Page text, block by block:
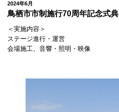
2024年6月
鳥栖市市制施行70周年記念式典
＜実施内容＞
ステージ進行・運営
会場施工、音響・照明・映像